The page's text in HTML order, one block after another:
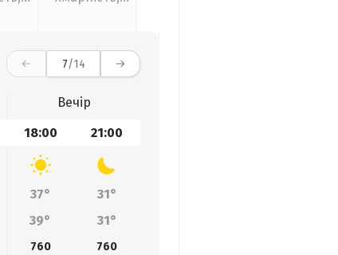
7/14
Вечір
18:00 21:00
37°
31°
39° 31°
760
760